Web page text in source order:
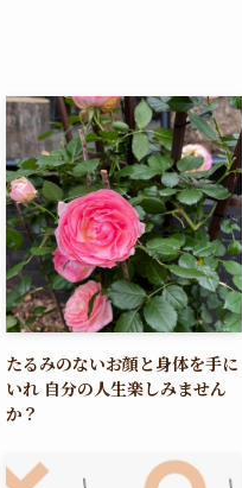
たるみのないお顔と身体を手に
いれ 自分の人生楽しみません
か？